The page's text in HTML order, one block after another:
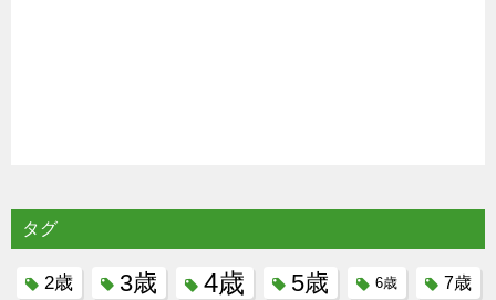
タグ
2歳 3歳 4歳 5歳 6歳 7歳